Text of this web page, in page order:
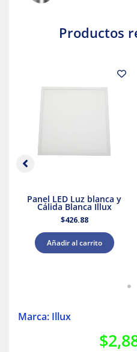
Productos
Panel LED Luz blanca y
Cálida Blanca Illux
$426.88
Añadir al carrito
Marca: Illux
$